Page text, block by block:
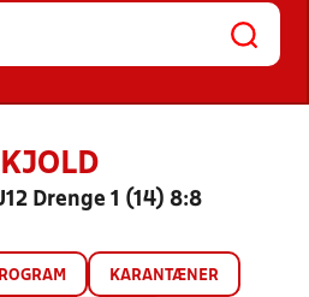
HOLD
Drenge 1 (14) 8:8
KARANTÆNER